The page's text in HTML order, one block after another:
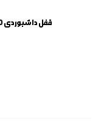
قفل داشبوردی JN210-20